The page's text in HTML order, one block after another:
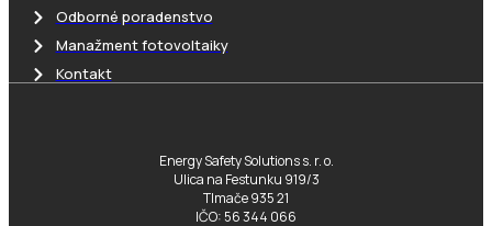
Odborné poradenstvo
Manažment fotovoltaiky
Kontakt
Energy Safety Solutions s. r. o.
Ulica na Festunku 919/3
Tlmače 935 21
IČO: 56 344 066